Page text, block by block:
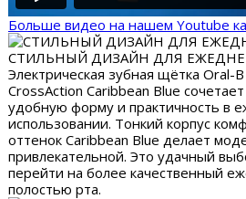
Больше видео на нашем Youtube
СТИЛЬНЫЙ ДИЗАЙН ДЛЯ
Электрическая зубная щётка Oral-
CrossAction Caribbean Blue
удобную форму и практичность в
использовании. Тонкий корпус
оттенок Caribbean Blue делает
привлекательной. Это удачный
перейти на более качественный
полостью рта.